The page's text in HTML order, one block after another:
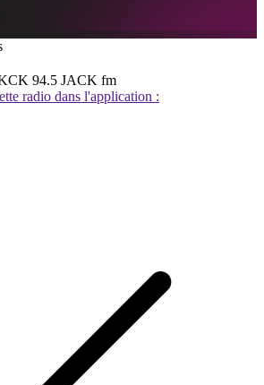
94.5 JACK fm
radio dans l'application :